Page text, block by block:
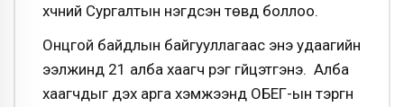
хүчний Сургалтын нэгдсэн төвд боллоо.
Онцгой байдлын байгууллагаас энэ удаагийн
ээлжинд 21 алба хаагч үүрэг гүйцэтгэнэ. Алба
хаагчдыг үдэх арга хэмжээнд ОБЕГ-ын тэргүүн